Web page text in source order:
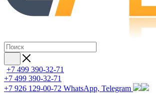
+7 499 390-32-71
+7 499 390-32-71
+7 926 129-00-72 WhatsApp, Telegram